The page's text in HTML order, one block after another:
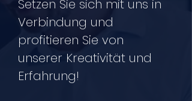
Setzen Sie sich mit uns in
Verbindung und
profitieren Sie von
unserer Kreativität und
Erfahrung!